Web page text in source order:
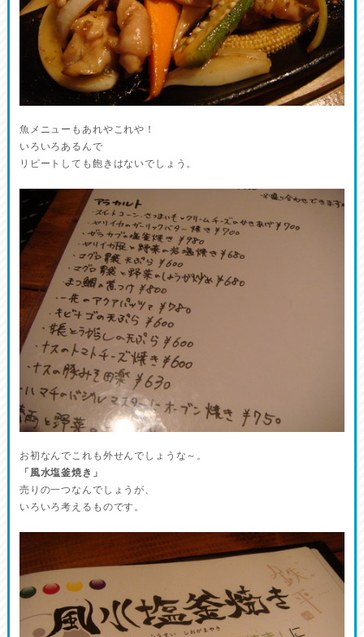
魚メニューもあれやこれや！
いろいろあるんで
リピートしても飽きはないでしょう。
お初なんでこれも外せんでしょうな～。
「風水塩釜焼き」
売りの一つなんでしょうが、
いろいろ考えるものです。